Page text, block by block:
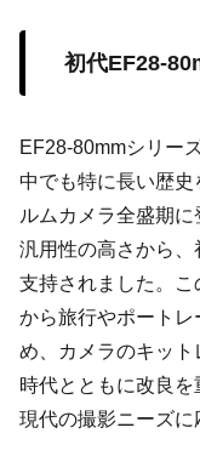
初代EF28-
EF28-80mmシリー
中でも特に長い歴史
ルムカメラ全盛期
汎用性の高さから
支持されました。
から旅行やポート
め、カメラのキット
時代とともに改良
現代の撮影ニーズに